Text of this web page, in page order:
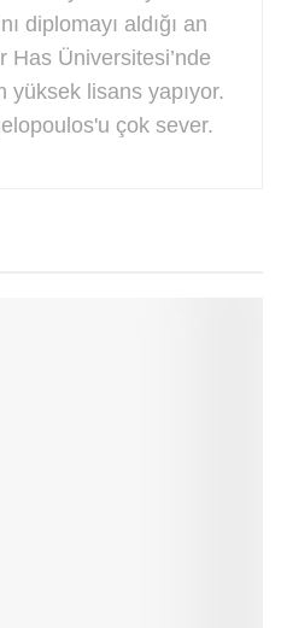
diplomayı aldığı an
Has Üniversitesi’nde
yüksek lisans yapıyor.
çok sever.